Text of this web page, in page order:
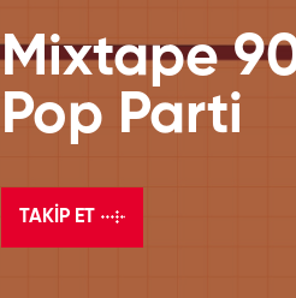
Mixtape
Pop Parti
TAKIP ET